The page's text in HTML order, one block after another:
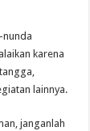
nunda
karena
lainnya.
janganlah